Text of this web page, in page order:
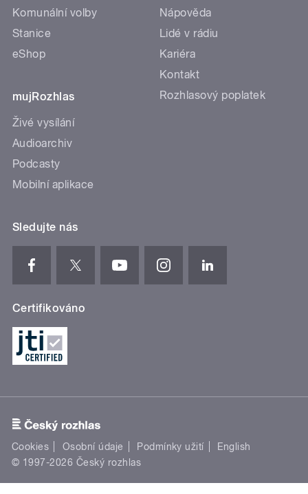
Komunální volby
Stanice
eShop
mujRozhlas
Živé vysílání
Audioarchiv
Podcasty
Mobilní aplikace
Nápověda
Lidé v rádiu
Kariéra
Kontakt
Rozhlasový poplatek
Sledujte nás
Certifikováno
Cookies Osobní údaje Podmínky užití
English
© 1997-2026 Český rozhlas